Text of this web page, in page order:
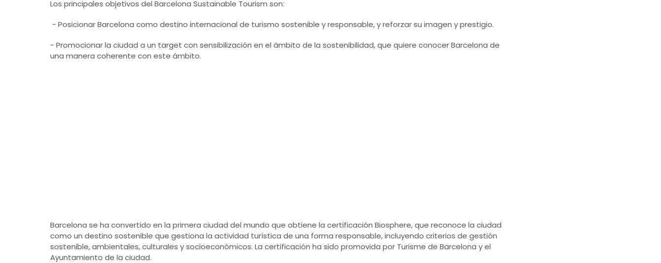
Los principales objetivos del Barcelona Sustainable Tourism son:
- Posicionar Barcelona como destino internacional de turismo sostenible y responsable, y reforzar su imagen y prestigio.
- Promocionar la ciudad a un target con sensibilización en el ámbito de la sostenibilidad, que quiere conocer Barcelona de
una manera coherente con este ámbito.
Barcelona se ha convertido en la primera ciudad del mundo que obtiene la certificación Biosphere, que reconoce la ciudad
como un destino sostenible que gestiona la actividad turística de una forma responsable, incluyendo criterios de gestión
sostenible, ambientales, culturales y socioeconómicos. La certificación ha sido promovida por Turisme de Barcelona y el
Ayuntamiento de la ciudad.